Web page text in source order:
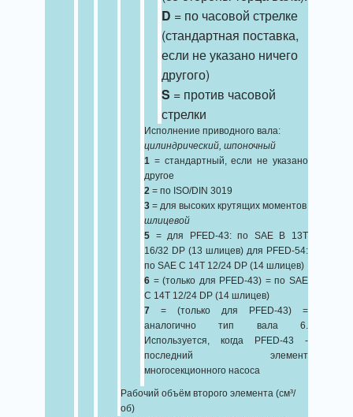
D = по часовой стрелке
(стандартная поставка,
если не указано ничего
другого)
S = против часовой
стрелки
Исполнение приводного вала:
цилиндрический, шпоночный
1 = стандартный, если не указано
другое
2 = по ISO/DIN 3019
3 = для высоких крутящих моментов
шлицевой
5 = для PFED-43: по SAE B 13T
16/32 DP (13 шлицев) для PFED-54:
по SAE C 14T 12/24 DP (14 шлицев)
6 = (только для PFED-43) = по SAE
C 14T 12/24 DP (14 шлицев)
7 = (только для PFED-43) =
аналогично тип вала 6.
Используется, когда PFED-43 -
последний элемент
многосекционного насоса
Рабочий объём второго элемента (см³/
об)